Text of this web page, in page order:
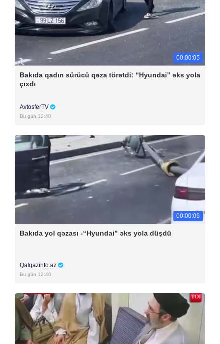
00:00:05
Bakıda qadın sürücü qəza törətdi: “Hyundai” əks yola
çıxdı
AvtosferTV
Bu gün 12:48
00:00:09
Bakıda yol qəzası -“Hyundai” əks yola düşdü
Qafqazinfo.az
Bu gün 12:46